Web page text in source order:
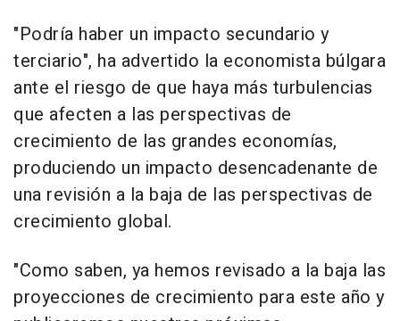
"Podría haber un impacto secundario y
terciario", ha advertido la economista búlgara
ante el riesgo de que haya más turbulencias
que afecten a las perspectivas de
crecimiento de las grandes economías,
produciendo un impacto desencadenante de
una revisión a la baja de las perspectivas de
crecimiento global.
"Como saben, ya hemos revisado a la baja las
proyecciones de crecimiento para este año y